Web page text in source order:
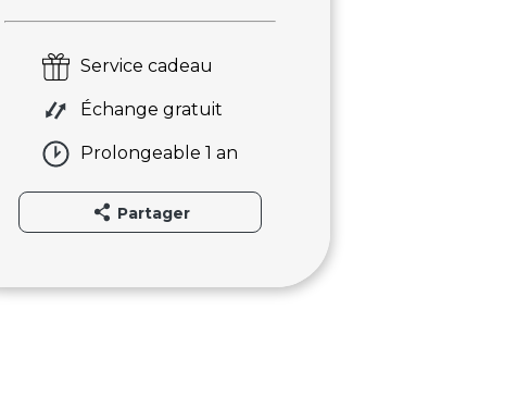
Service cadeau
Échange gratuit
Prolongeable 1 an
Partager